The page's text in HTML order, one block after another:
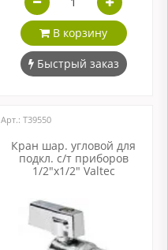
В корзину
Быстрый заказ
Арт.: Т39550
Кран шар. угловой для
подкл. с/т приборов
1/2"х1/2" Valtec